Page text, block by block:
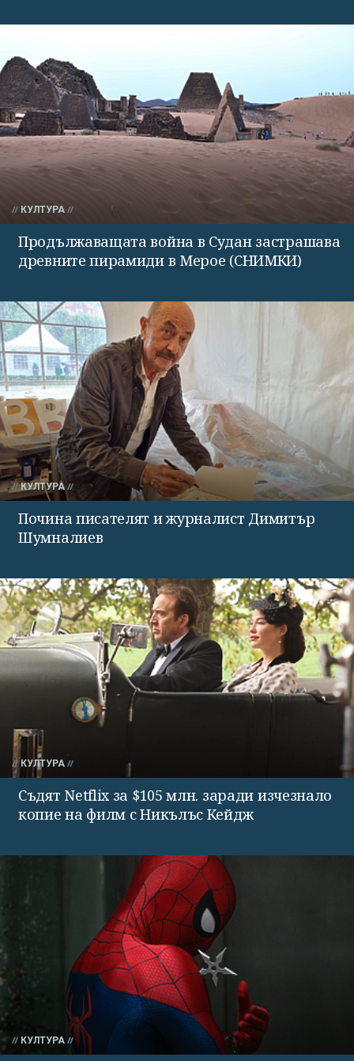
КУЛТУРА
Продължаващата война в Судан застрашава
древните пирамиди в Мерое (СНИМКИ)
КУЛТУРА
Почина писателят и журналист Димитър
Шумналиев
КУЛТУРА
Съдят Netflix за $105 млн. заради изчезнало
копие на филм с Никълъс Кейдж
КУЛТУРА